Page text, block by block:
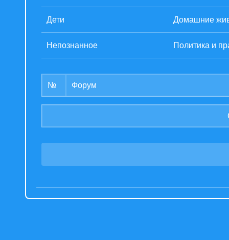
Дети Домашние
Непознанное Политика и
№ Форум